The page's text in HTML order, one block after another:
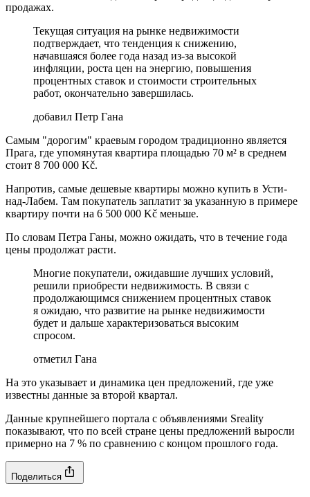
продажах.
Текущая ситуация на рынке недвижимости
подтверждает, что тенденция к снижению,
начавшаяся более года назад из-за высокой
инфляции, роста цен на энергию, повышения
процентных ставок и стоимости строительных
работ, окончательно завершилась.
добавил Петр Гана
Самым "дорогим" краевым городом традиционно является
Прага, где упомянутая квартира площадью 70 м² в среднем
стоит 8 700 000 Kč.
Напротив, самые дешевые квартиры можно купить в Усти-
над-Лабем. Там покупатель заплатит за указанную в примере
квартиру почти на 6 500 000 Kč меньше.
По словам Петра Ганы, можно ожидать, что в течение года
цены продолжат расти.
Многие покупатели, ожидавшие лучших условий,
решили приобрести недвижимость. В связи с
продолжающимся снижением процентных ставок
я ожидаю, что развитие на рынке недвижимости
будет и дальше характеризоваться высоким
спросом.
отметил Гана
На это указывает и динамика цен предложений, где уже
известны данные за второй квартал.
Данные крупнейшего портала с объявлениями Sreality
показывают, что по всей стране цены предложений выросли
примерно на 7 % по сравнению с концом прошлого года.
Поделиться